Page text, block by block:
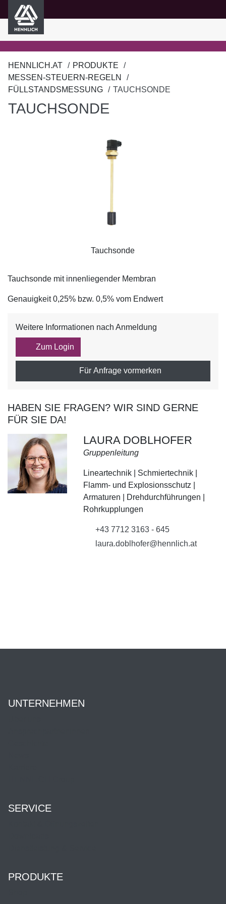
springen
HENNLICH.AT
PRODUKTE
MESSEN-STEUERN-REGELN
FÜLLSTANDSMESSUNG
TAUCHSONDE
TAUCHSONDE
Tauchsonde
Tauchsonde mit innenliegender Membran
Genauigkeit 0,25% bzw. 0,5% vom Endwert
Weitere Informationen nach Anmeldung
Zum Login
Für Anfrage vormerken
HABEN SIE FRAGEN? WIR SIND GERNE
FÜR SIE DA!
LAURA DOBLHOFER
Gruppenleitung
Lineartechnik | Schmiertechnik |
Flamm- und Explosionsschutz |
Armaturen | Drehdurchführungen |
Rohrkupplungen
+43 7712 3163 - 645
laura.doblhofer@hennlich.at
UNTERNEHMEN
SERVICE
PRODUKTE